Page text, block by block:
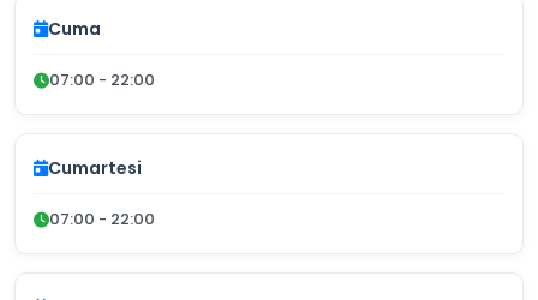
Cuma
07:00 - 22:00
Cumartesi
07:00 - 22:00